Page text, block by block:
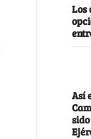
Los
Así